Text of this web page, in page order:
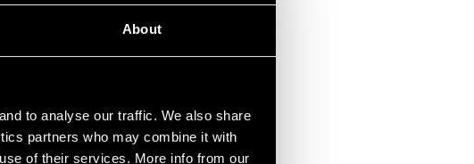
About
to analyse our traffic. We also share
partners who may combine it with
of their services. More info from our
edelleen, mutta myös